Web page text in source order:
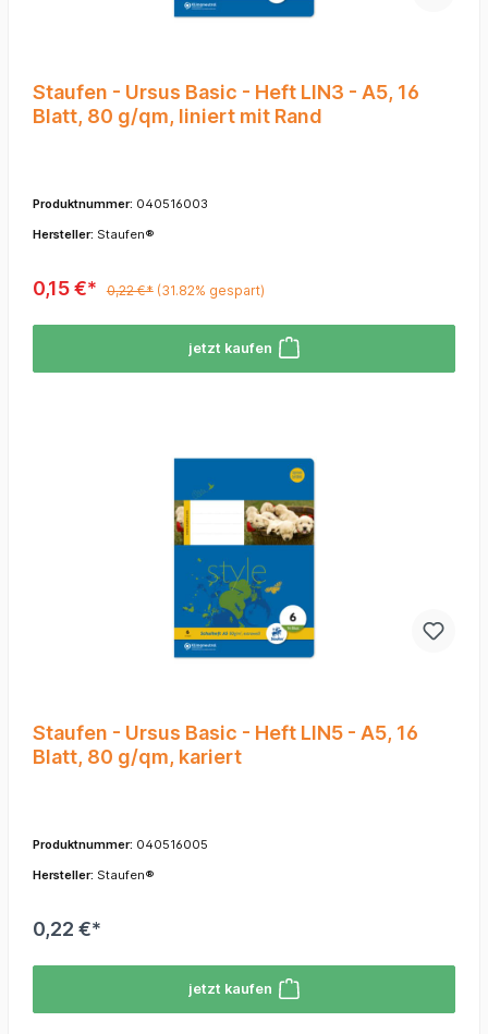
Staufen - Ursus Basic - Heft LIN3 - A5, 16
Blatt, 80 g/qm, liniert mit Rand
Produktnummer: 040516003
Hersteller: Staufen®
0,15 €* 0,22 €* (31.82% gespart)
jetzt kaufen
Staufen - Ursus Basic - Heft LIN5 - A5, 16
Blatt, 80 g/qm, kariert
Produktnummer: 040516005
Hersteller: Staufen®
0,22 €*
jetzt kaufen